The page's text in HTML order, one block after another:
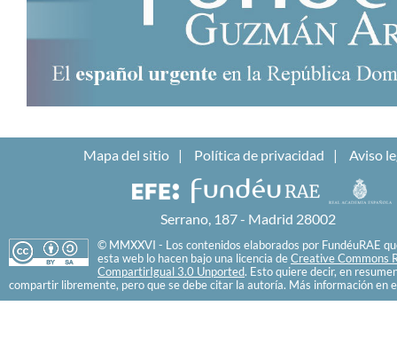
Mapa del sitio Política de privacidad Aviso
Serrano, 187 - Madrid 28002
© MMXXVI - Los contenidos elaborados por FundéuRAE
esta web lo hacen bajo una licencia de Creative Commons
CompartirIgual 3.0 Unported. Esto quiere decir, en
compartir libremente, pero que se debe citar la autoría. Más información en